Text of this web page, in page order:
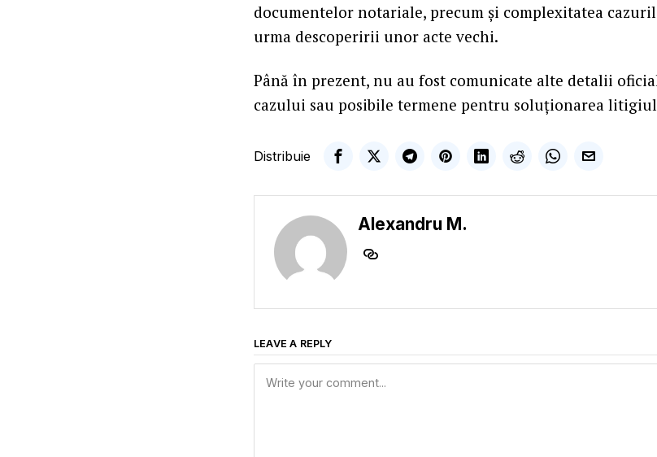
documentelor notariale, precum și complexitatea
urma descoperirii unor acte vechi.
Până în prezent, nu au fost comunicate alte detalii
cazului sau posibile termene pentru soluționarea
Distribuie
Alexandru M.
LEAVE A REPLY